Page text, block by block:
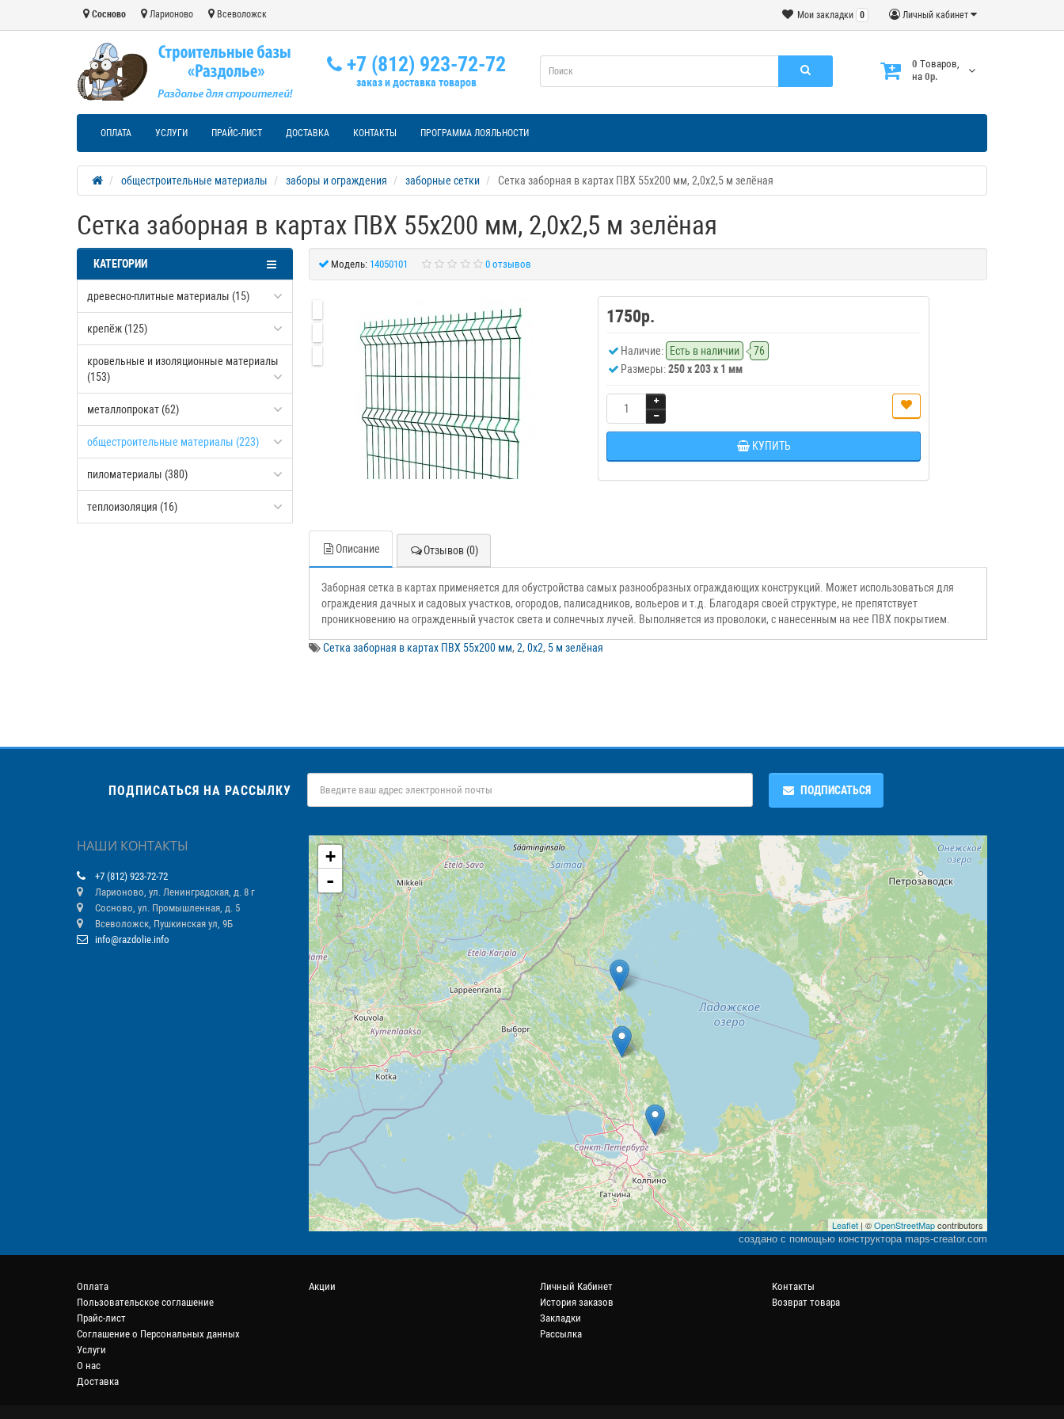
Сосново Ларионово Всеволожск Личный кабинет
Мои закладки 0
+7 (812) 923-72-72
заказ и доставка товаров
0 Tоваров,
на 0р.
ОПЛАТА УСЛУГИ ПРАЙС-ЛИСТ ДОСТАВКА КОНТАКТЫ ПРОГРАММА ЛОЯЛЬНОСТИ
общестроительные материалы заборы и ограждения заборные сетки Сетка заборная в картах ПВХ 55х200 мм, 2,0х2,5 м зелёная
Сетка заборная в картах ПВХ 55х200 мм, 2,0х2,5 м зелёная
КАТЕГОРИИ
древесно-плитные материалы (15)
крепёж (125)
кровельные и изоляционные материалы
(153)
металлопрокат (62)
общестроительные материалы (223)
пиломатериалы (380)
теплоизоляция (16)
Модель: 14050101 0 отзывов
1750р.
Наличие: Есть в наличии
76
Размеры:250 x 203 x 1 мм
КУПИТЬ
Описание Отзывов (0)
Заборная сетка в картах применяется для обустройства самых разнообразных ограждающих конструкций. Может использоваться для
ограждения дачных и садовых участков, огородов, палисадников, вольеров и т.д. Благодаря своей структуре, не препятствует
проникновению на огражденный участок света и солнечных лучей. Выполняется из проволоки, с нанесенным на нее ПВХ покрытием.
Сетка заборная в картах ПВХ 55х200 мм, 2, 0х2, 5 м зелёная
ПОДПИСАТЬСЯ НА РАССЫЛКУ ПОДПИСАТЬСЯ
НАШИ КОНТАКТЫ
+7 (812) 923-72-72
Ларионово, ул. Ленинградская, д. 8 г
Сосново, ул. Промышленная, д. 5
Всеволожск, Пушкинская ул, 9Б
info@razdolie.info
+
-
Leaflet | ©OpenStreetMapcontributors
создано с помощью конструктора maps-creator.com
Оплата
Пользовательское соглашение
Прайс-лист
Соглашение о Персональных данных
Услуги
О нас
Доставка
Акции
Личный Кабинет
История заказов
Закладки
Рассылка
Контакты
Возврат товара